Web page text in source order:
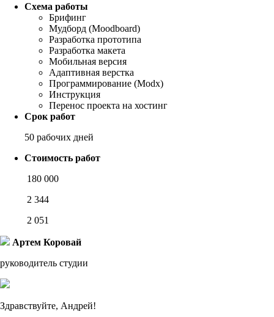
Схема работы
Брифинг
Мудборд (Moodboard)
Разработка прототипа
Разработка макета
Мобильная версия
Адаптивная верстка
Программирование (Modx)
Инструкция
Перенос проекта на хостинг
Срок работ
50 рабочих дней
Стоимость работ
180 000
2 344
2 051
Артем Коровай
руководитель студии
Здравствуйте, Андрей!